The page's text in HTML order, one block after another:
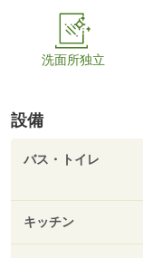
洗面所独立
設備
バス・トイレ
キッチン